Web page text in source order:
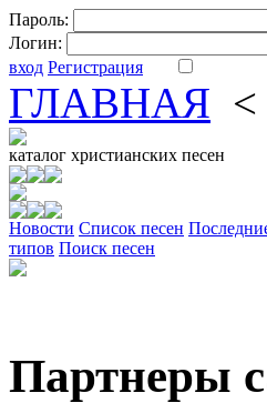
Пароль:
Логин:
вход Регистрация
ГЛАВНАЯ <
каталог христианских песен
Новости Cписок песен
типов Поиск песен
Партнеры